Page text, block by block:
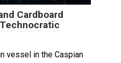
Cardboard
Technocratic
vessel in the Caspian